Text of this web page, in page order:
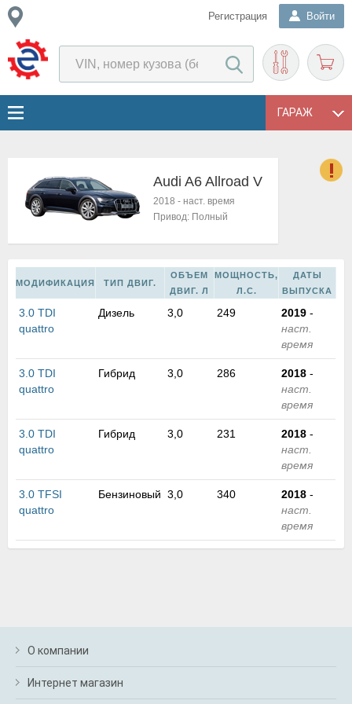
Регистрация Войти
ГАРАЖ
Audi A6 Allroad V
2018 - наст. время
Привод: Полный
МОДИФИКАЦИЯ ТИП ДВИГ.
ОБЪЕМ
ДВИГ. Л
МОЩНОСТЬ,
Л.С.
ДАТЫ
ВЫПУСКА
3.0 TDI
quattro
Дизель 3,0 249 2019 -
наст.
время
3.0 TDI
quattro
Гибрид 3,0 286 2018 -
наст.
время
3.0 TDI
quattro
Гибрид 3,0 231 2018 -
наст.
время
3.0 TFSI
quattro
Бензиновый 3,0 340 2018 -
наст.
время
О компании
Интернет магазин